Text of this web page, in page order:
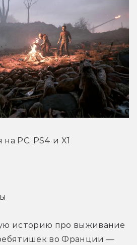
PC, PS4 и X1
историю про выживание
во Франции —